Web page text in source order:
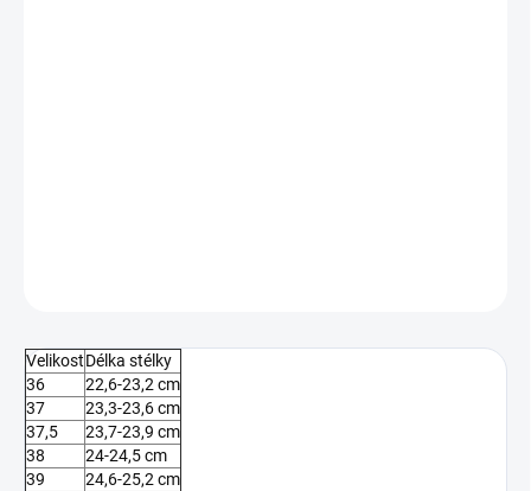
VelikostDélka stélky
36
22,6-23,2 cm
37
23,3-23,6 cm
37,5
23,7-23,9 cm
38
24-24,5 cm
39
24,6-25,2 cm